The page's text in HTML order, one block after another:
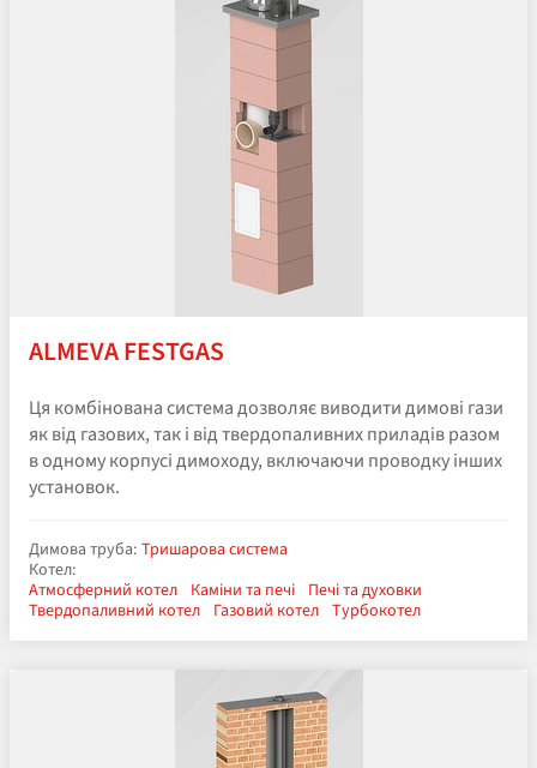
ALMEVA FESTGAS
Ця комбінована система дозволяє виводити димові гази
як від газових, так і від твердопаливних приладів разом
в одному корпусі димоходу, включаючи проводку інших
установок.
Димова труба: Тришарова система
Котел:
Атмосферний котел Каміни та печі Печі та духовки
Твердопаливний котел Газовий котел Турбокотел